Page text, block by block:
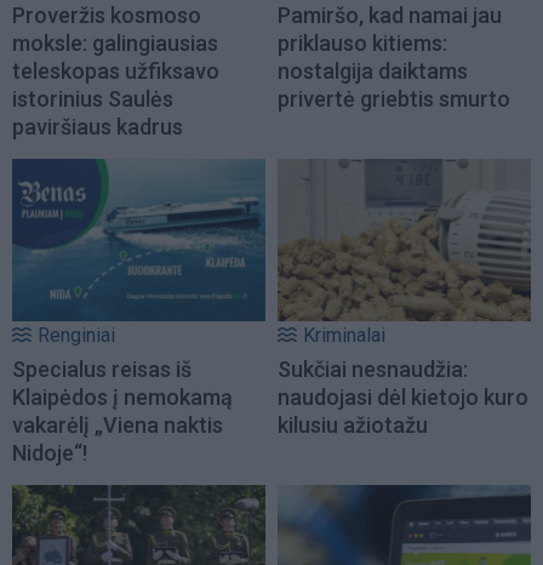
Proveržis kosmoso
moksle: galingiausias
teleskopas užfiksavo
istorinius Saulės
paviršiaus kadrus
Pamiršo, kad namai jau
priklauso kitiems:
nostalgija daiktams
privertė griebtis smurto
Renginiai
Specialus reisas iš
Klaipėdos į nemokamą
vakarėlį „Viena naktis
Nidoje“!
Kriminalai
Sukčiai nesnaudžia:
naudojasi dėl kietojo kuro
kilusiu ažiotažu